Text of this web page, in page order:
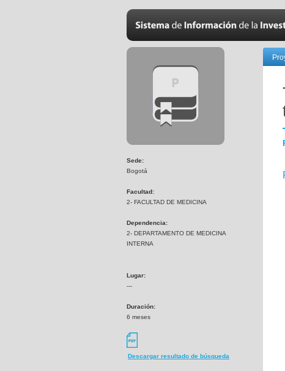
Sede:
Bogotá
Facultad:
2- FACULTAD DE MEDICINA
Dependencia:
2- DEPARTAMENTO DE MEDICINA
INTERNA
Lugar:
---
Duración:
6 meses
Descargar resultado de búsqueda